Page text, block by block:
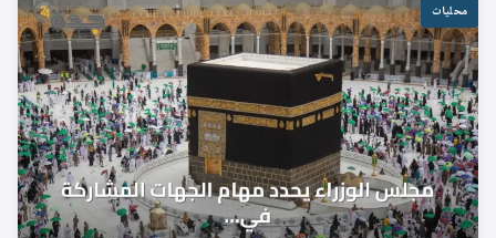
محليات